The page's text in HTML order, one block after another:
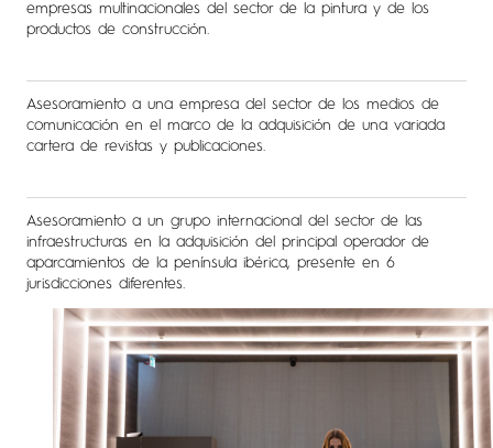
empresas multinacionales del sector de la pintura y de los
productos de construcción.
Asesoramiento a una empresa del sector de los medios de
comunicación en el marco de la adquisición de una variada
cartera de revistas y publicaciones.
Asesoramiento a un grupo internacional del sector de las
infraestructuras en la adquisición del principal operador de
aparcamientos de la península ibérica, presente en 6
jurisdicciones diferentes.